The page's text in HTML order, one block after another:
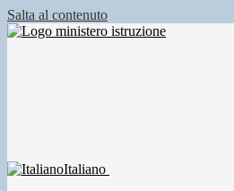
Salta al contenuto
Italiano